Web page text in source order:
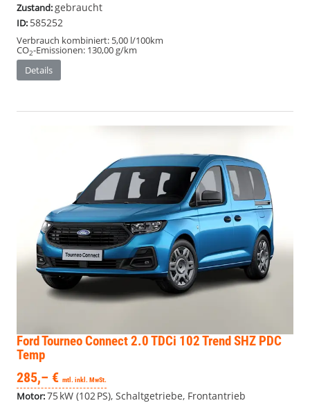
Zustand:gebraucht
ID: 585252
Verbrauch kombiniert: 5,00 l/100km
CO2-Emissionen: 130,00 g/km
Details
Ford Tourneo Connect2.0 TDCi 102 Trend SHZ PDC
Temp
285,– € mtl. inkl. MwSt.
Motor:75 kW (102 PS), Schaltgetriebe, Frontantrieb